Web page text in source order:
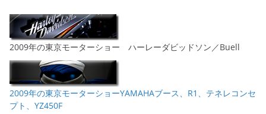
2009年の東京モーターショー ハーレーダビッドソン／Buell
2009年の東京モーターショーYAMAHAブース、R1、テネレコンセ
プト、YZ450F